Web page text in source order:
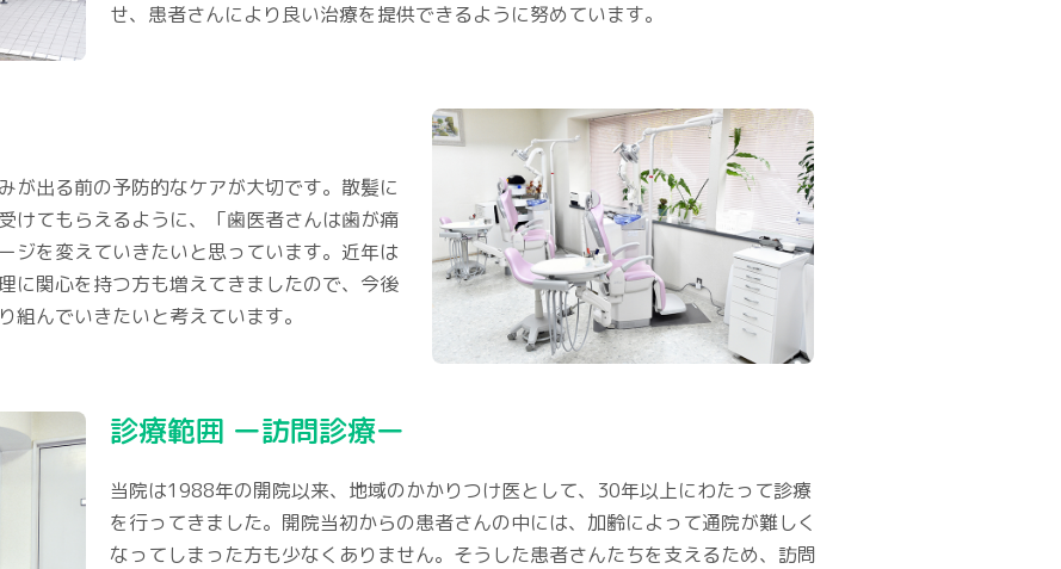
せ、患者さんにより良い治療を提供できるように努めています。
が出る前の予防的なケアが大切です。散髪に
けてもらえるように、「歯医者さんは歯が痛
ジを変えていきたいと思っています。近年は
に関心を持つ方も増えてきましたので、今後
んでいきたいと考えています。
診療範囲 ー訪問診療ー
当院は1988年の開院以来、地域のかかりつけ医として、30年以上にわたって診療
を行ってきました。開院当初からの患者さんの中には、加齢によって通院が難しく
なってしまった方も少なくありません。そうした患者さんたちを支えるため、訪問